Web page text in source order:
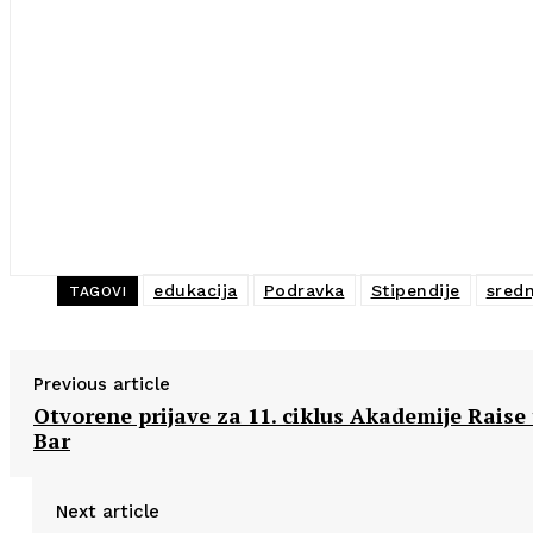
TAGOVI edukacija Podravka Stipendije
Previous article
Otvorene prijave za 11. ciklus Akademije
Bar
Next article